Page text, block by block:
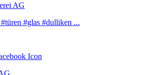
AG
#glas #dulliken ...